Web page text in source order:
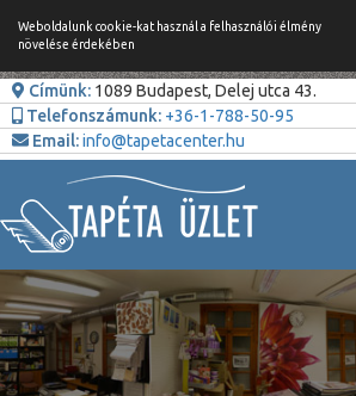
Weboldalunk cookie-kat használ a felhasználói élmény
növelése érdekében
Címünk: 1089 Budapest, Delej utca 43.
Telefonszámunk: +36-1-788-50-95
Email:info@tapetacenter.hu